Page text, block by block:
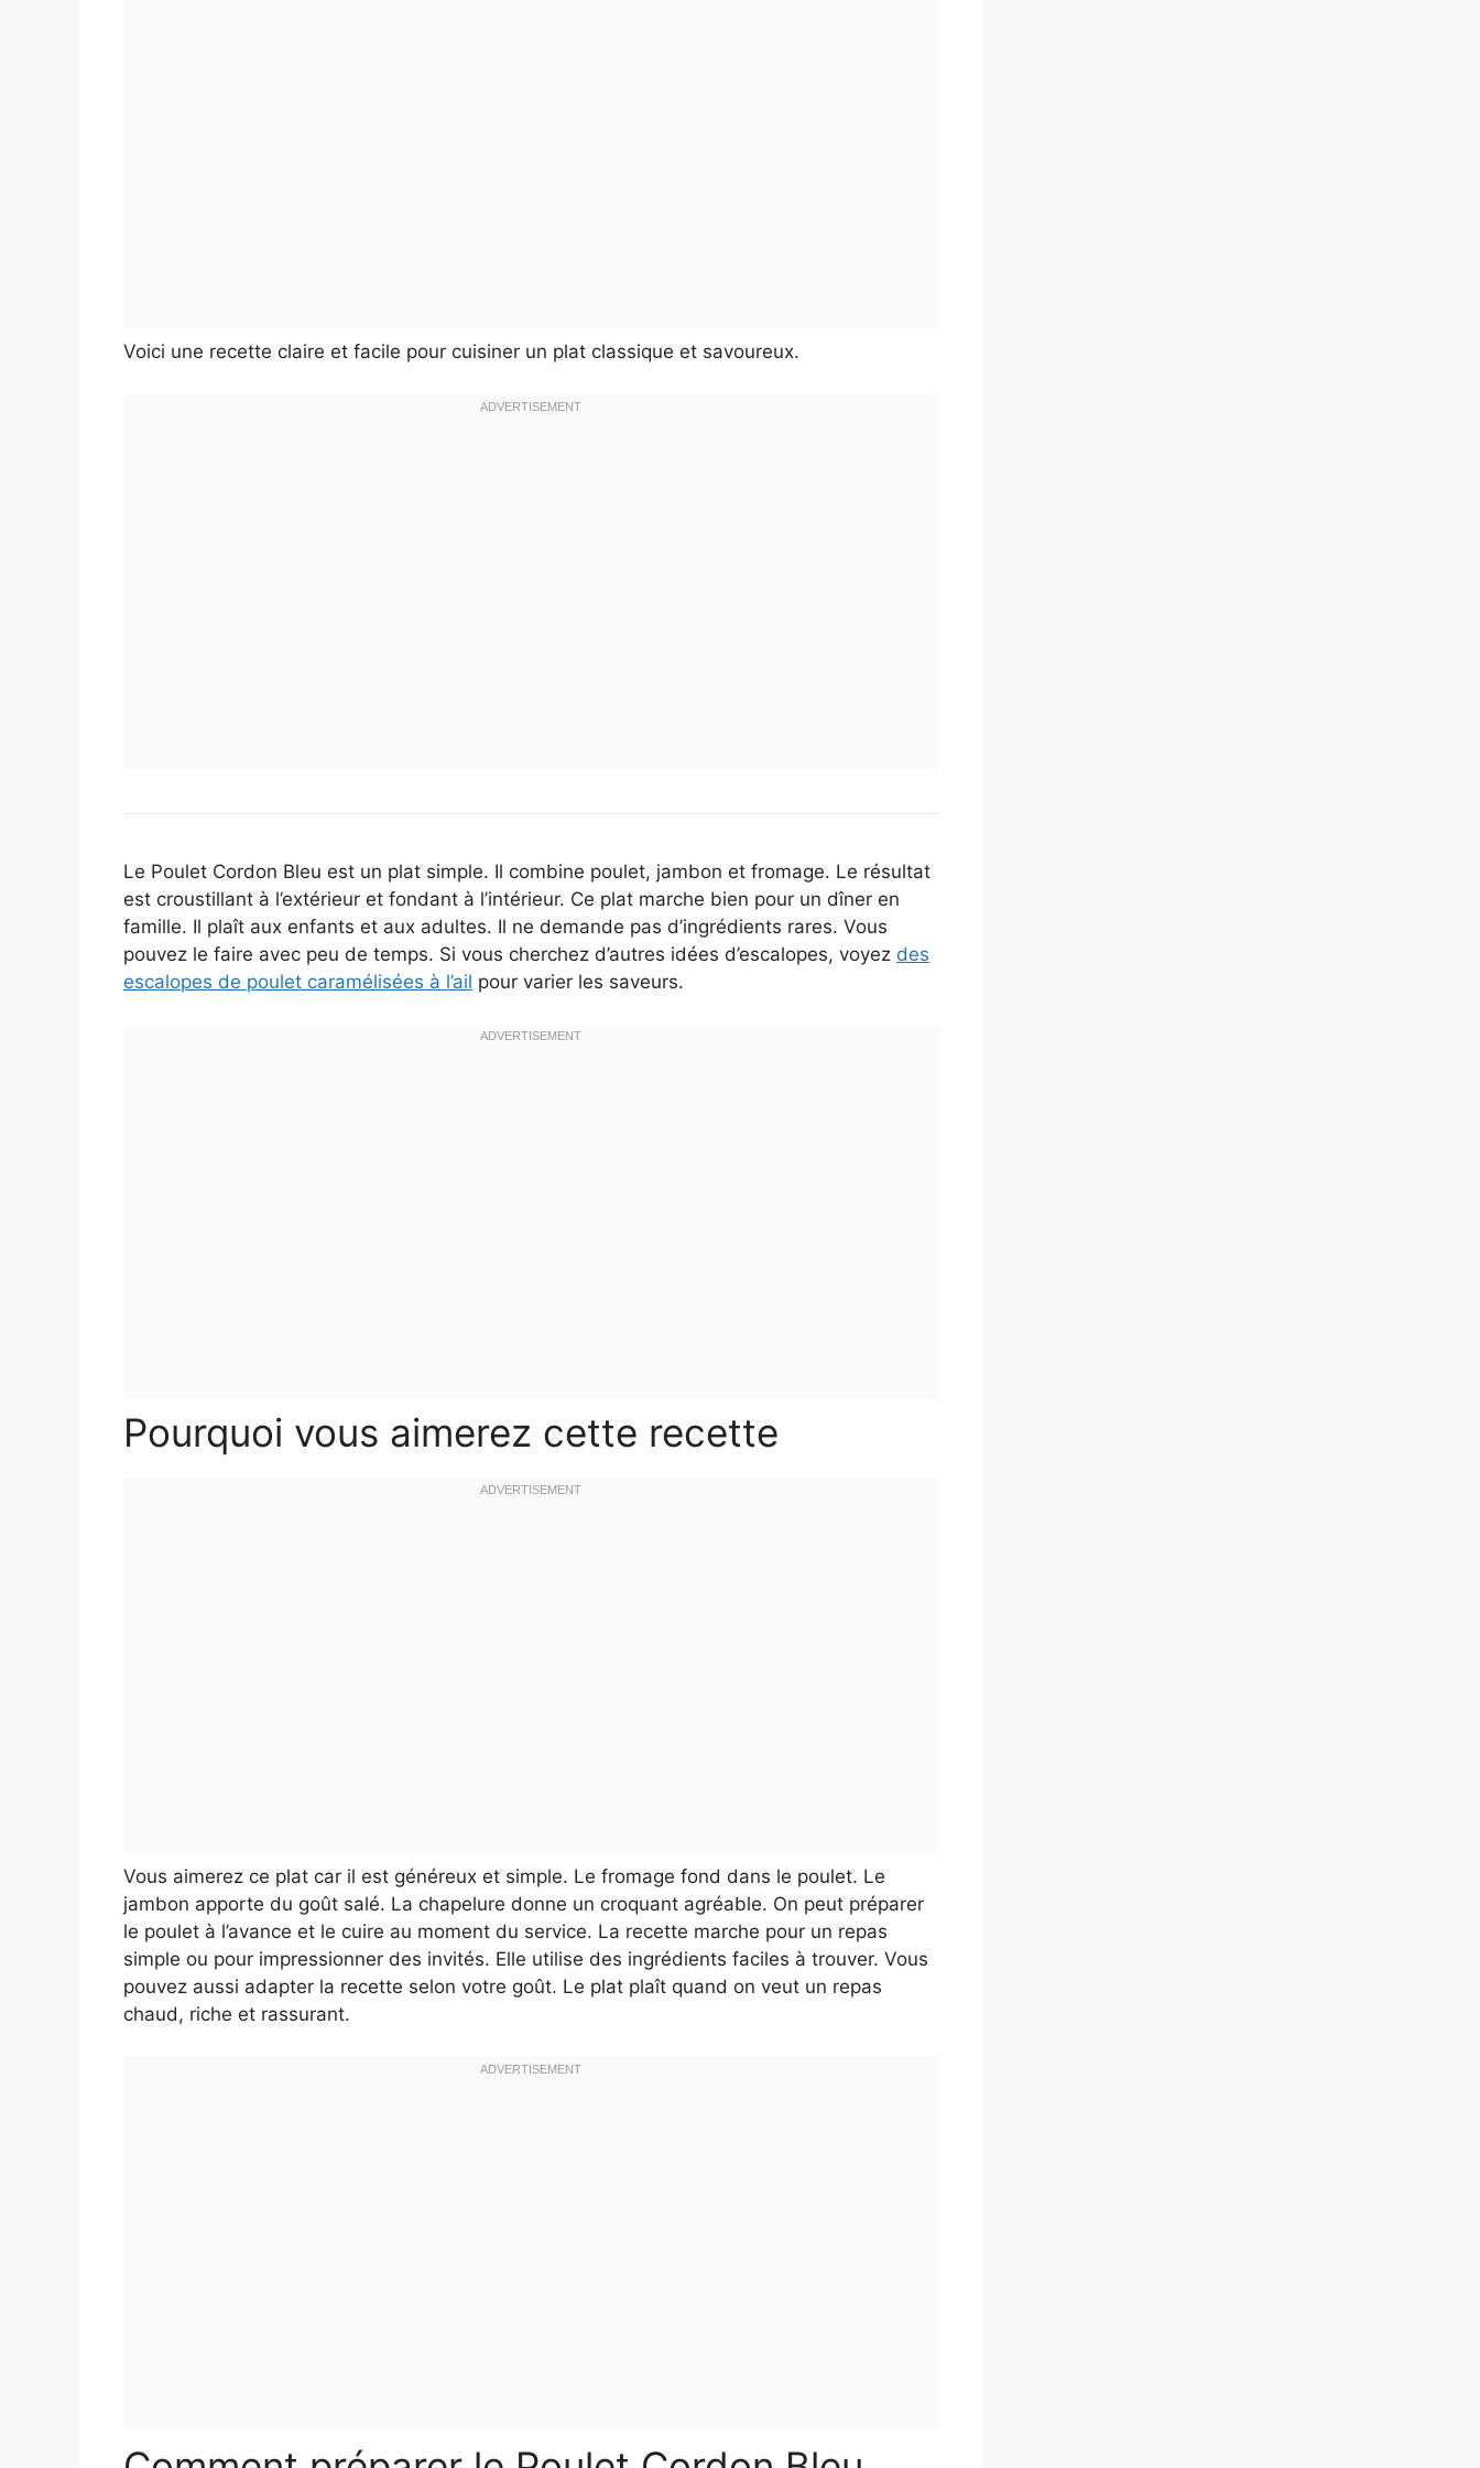
Voici une recette claire et facile pour cuisiner un plat classique et savoureux.
Le Poulet Cordon Bleu est un plat simple. Il combine poulet, jambon et fromage. Le résultat
est croustillant à l’extérieur et fondant à l’intérieur. Ce plat marche bien pour un dîner en
famille. Il plaît aux enfants et aux adultes. Il ne demande pas d’ingrédients rares. Vous
pouvez le faire avec peu de temps. Si vous cherchez d’autres idées d’escalopes, voyez des
escalopes de poulet caramélisées à l’ail pour varier les saveurs.
Pourquoi vous aimerez cette recette
Vous aimerez ce plat car il est généreux et simple. Le fromage fond dans le poulet. Le
jambon apporte du goût salé. La chapelure donne un croquant agréable. On peut préparer
le poulet à l’avance et le cuire au moment du service. La recette marche pour un repas
simple ou pour impressionner des invités. Elle utilise des ingrédients faciles à trouver. Vous
pouvez aussi adapter la recette selon votre goût. Le plat plaît quand on veut un repas
chaud, riche et rassurant.